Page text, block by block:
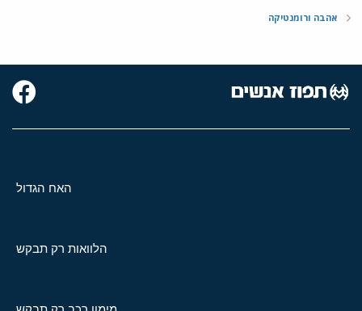
אהבה ורומנטיקה
האח הגדול
הלוואות רק תבקש